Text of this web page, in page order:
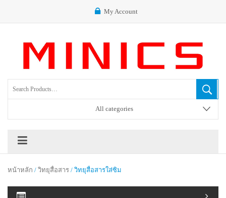
My Account
All categories
หน้าหลัก / วิทยุสื่อสาร / วิทยุสื่อสารใส่ซิม